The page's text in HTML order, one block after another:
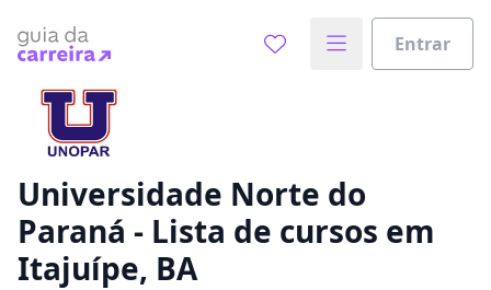
Entrar
Vamos te guiar no caminho ideal para seus estudos
Universidade Norte do
Paraná - Lista de cursos em
Itajuípe, BA